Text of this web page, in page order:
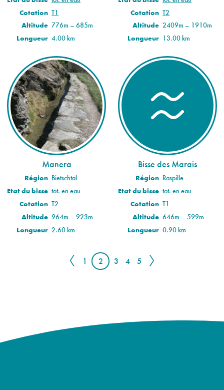
Cotation T1
Altitude 776m – 685m
Longueur 4.00 km
Cotation T2
Altitude 2409m – 1910m
Longueur 13.00 km
Manera
Région Bietschtal
Etat du bisse tot. en eau
Cotation T2
Altitude 964m – 923m
Longueur 2.60 km
Bisse des Marais
Région Raspille
Etat du bisse tot. en eau
Cotation T1
Altitude 646m – 599m
Longueur 0.90 km
〈 1 2 3 4 5 〉